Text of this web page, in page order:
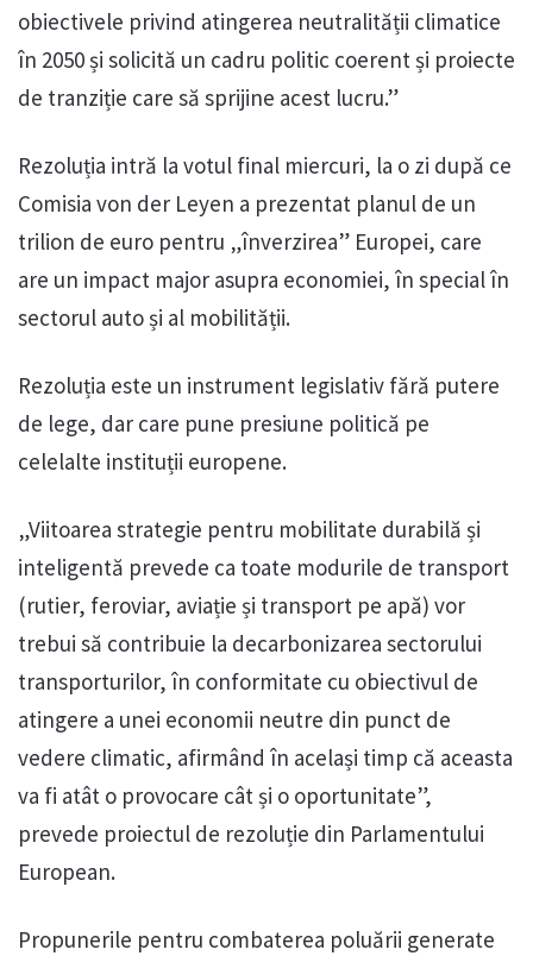
obiectivele privind atingerea neutralității climatice
în 2050 și solicită un cadru politic coerent și proiecte
de tranziție care să sprijine acest lucru.”
Rezoluția intră la votul final miercuri, la o zi după ce
Comisia von der Leyen a prezentat planul de un
trilion de euro pentru „înverzirea” Europei, care
are un impact major asupra economiei, în special în
sectorul auto și al mobilității.
Rezoluția este un instrument legislativ fără putere
de lege, dar care pune presiune politică pe
celelalte instituții europene.
„Viitoarea strategie pentru mobilitate durabilă și
inteligentă prevede ca toate modurile de transport
(rutier, feroviar, aviație și transport pe apă) vor
trebui să contribuie la decarbonizarea sectorului
transporturilor, în conformitate cu obiectivul de
atingere a unei economii neutre din punct de
vedere climatic, afirmând în același timp că aceasta
va fi atât o provocare cât și o oportunitate”,
prevede proiectul de rezoluție din Parlamentului
European.
Propunerile pentru combaterea poluării generate